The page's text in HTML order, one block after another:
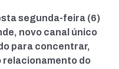
segunda-feira (6)
novo canal único
para concentrar,
relacionamento do